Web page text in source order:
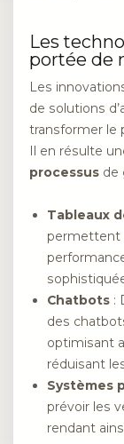
Les
portée de
Les
de solutions
transformer le
Il en résulte
processus de
Tableaux
permettent
Chatbots :
des
optimisant
réduisant
Systèmes
prévoir les
rendant